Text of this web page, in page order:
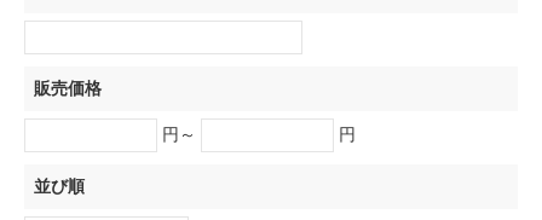
販売価格
円～ 円
並び順